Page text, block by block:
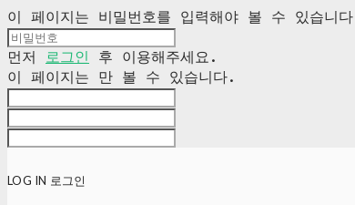
이 페이지는 비밀번호를 입력해야 볼 수 있습니
먼저 로그인 후 이용해주세요.
이 페이지는 만 볼 수 있습니다.
LOG IN 로그인